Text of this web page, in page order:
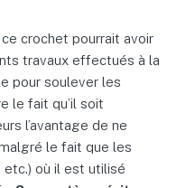
crochet pourrait avoir
travaux effectués à la
pour soulever les
le fait qu’il soit
l’avantage de ne
le fait que les
etc.) où il est utilisé